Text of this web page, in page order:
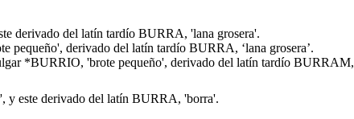
derivado del latín tardío BURRA, 'lana grosera'.
pequeño', derivado del latín tardío BURRA, ‘lana grosera’.
*BURRIO, 'brote pequeño', derivado del latín tardío BURRAM,
y este derivado del latín BURRA, 'borra'.